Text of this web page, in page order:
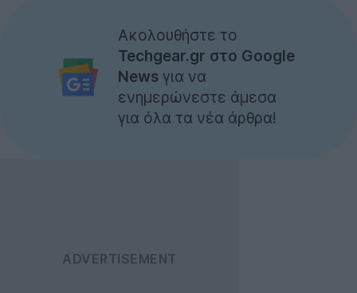
Ακολουθήστε το
Techgear.gr στο Google
News για να
ενημερώνεστε άμεσα
για όλα τα νέα άρθρα!